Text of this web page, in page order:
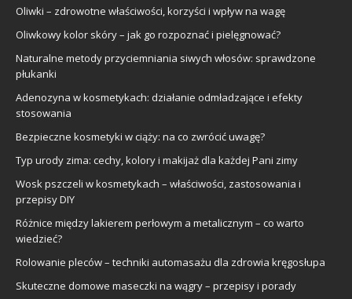
Oliwki – zdrowotne właściwości, korzyści i wpływ na wagę
Oliwkowy kolor skóry – jak go rozpoznać i pielęgnować?
Naturalne metody przyciemniania siwych włosów: sprawdzone
płukanki
Adenozyna w kosmetykach: działanie odmładzające i efekty
stosowania
Bezpieczne kosmetyki w ciąży: na co zwrócić uwagę?
Typ urody zima: cechy, kolory i makijaż dla każdej Pani zimy
Wosk pszczeli w kosmetykach – właściwości, zastosowania i
przepisy DIY
Różnice między lakierem perłowym a metalicznym – co warto
wiedzieć?
Rolowanie pleców – techniki automasażu dla zdrowia kręgosłupa
Skuteczne domowe maseczki na wągry – przepisy i porady